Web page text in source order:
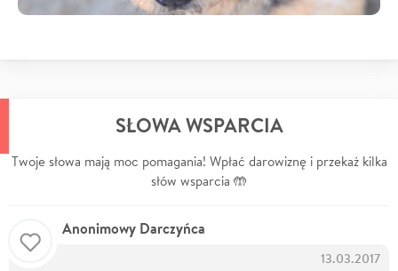
SŁOWA WSPARCIA
Twoje słowa mają moc pomagania! Wpłać darowiznę i przekaż kilka
słów wsparcia 🤲
Anonimowy Darczyńca
13.03.2017